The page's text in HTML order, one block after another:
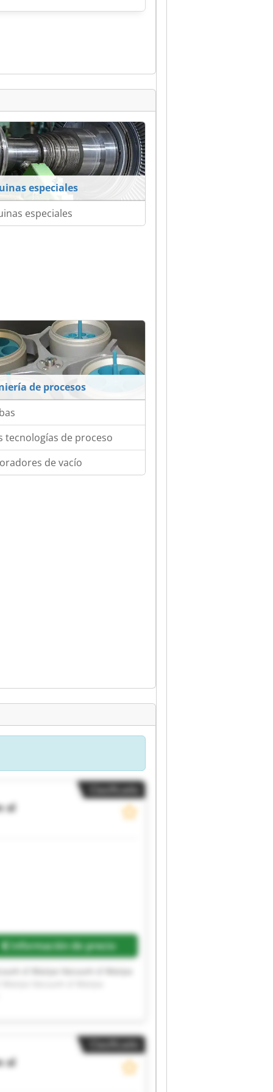
especiales
especiales
de procesos
tecnologías de proceso
de vacío
Clasificado
sl
Información de precio
sl